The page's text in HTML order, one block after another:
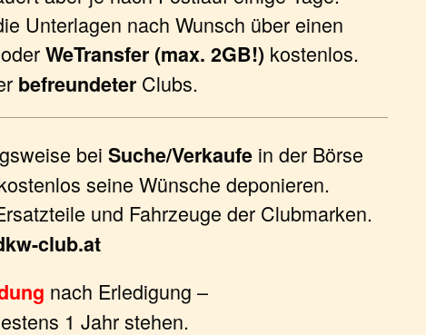
Unterlagen nach Wunsch über einen
oderWeTransfer (max. 2GB!) kostenlos.
befreundeter Clubs.
bei Suche/Verkaufe in der Börse
seine Wünsche deponieren.
und Fahrzeuge der Clubmarken.
club.at
nach Erledigung –
1 Jahr stehen.